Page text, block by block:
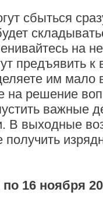
сбыться
на
предъявить
им мало
на решение
важные
В выходные
получить
16 ноября